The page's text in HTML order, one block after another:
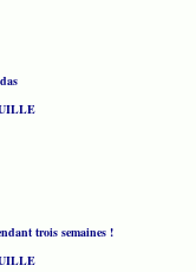
trois semaines !